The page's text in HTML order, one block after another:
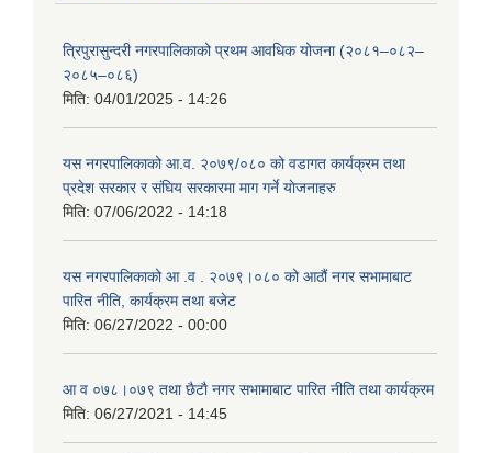
त्रिपुरासुन्दरी नगरपालिकाको प्रथम आवधिक योजना (२०८१–०८२–
२०८५–०८६)
मिति: 04/01/2025 - 14:26
यस नगरपालिकाको आ.व. २०७९/०८० को वडागत कार्यक्रम तथा
प्रदेश सरकार र संघिय सरकारमा माग गर्ने याेजनाहरु
मिति: 07/06/2022 - 14:18
यस नगरपालिकाको आ‍ .व . २०७९।०८० को आठौं नगर सभामाबाट
पारित नीति, कार्यक्रम तथा बजेट
मिति: 06/27/2022 - 00:00
आ‍ व ०७८।०७९ तथा छैटाै नगर सभामाबाट पारित नीति तथा कार्यक्रम
मिति: 06/27/2021 - 14:45